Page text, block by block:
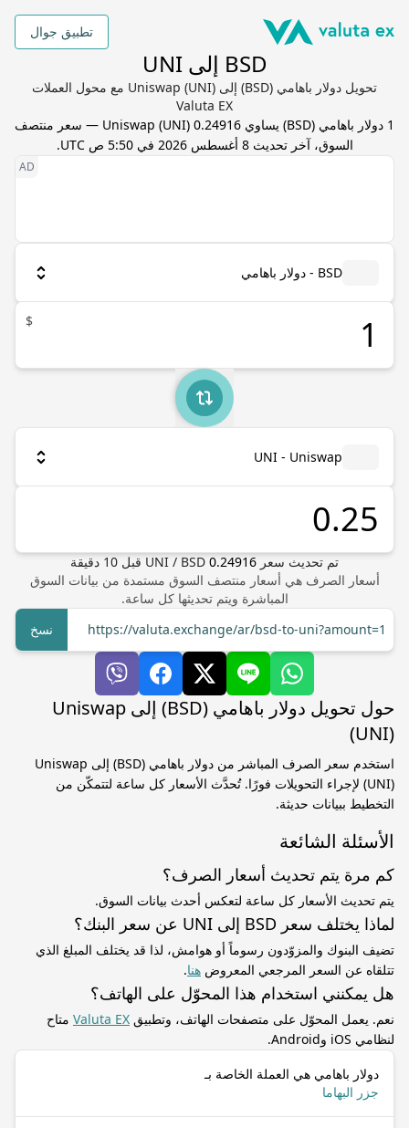
تطبيق جوال
BSD إلى UNI
تحويل دولار باهامي (BSD) إلى Uniswap (UNI) مع محول العملات
Valuta EX
1 دولار باهامي (
BSD) يساوي 0.24916
Uniswap (UNI
) — سعر منتصف
السوق، آخر تحديث8 أغسطس 2026 في 5:50 ص UTC .
BSD - دولار باهامي
$
UNI - Uniswap
تم تحديث سعر UNI / BSD 0.24916 قبل 10 دقيقة
أسعار الصرف هي أسعار منتصف السوق مستمدة من بيانات السوق
المباشرة ويتم تحديثها كل ساعة.
https://valuta.exchange/ar/bsd-to-uni?amount=1
نسخ
حول تحويل دولار باهامي (BSD) إلى Uniswap
(UNI)
استخدم سعر الصرف المباشر من دولار باهامي (BSD) إلى Uniswap
(UNI) لإجراء التحويلات فورًا. تُحدَّث الأسعار كل ساعة لتتمكّن من
التخطيط ببيانات حديثة.
الأسئلة الشائعة
كم مرة يتم تحديث أسعار الصرف؟
يتم تحديث الأسعار كل ساعة لتعكس أحدث بيانات السوق.
لماذا يختلف سعر BSD إلى UNI عن سعر البنك؟
تضيف البنوك والمزوّدون رسوماً أو هوامش، لذا قد يختلف المبلغ الذي
تتلقاه عن السعر المرجعي المعروض هنا.
هل يمكنني استخدام هذا المحوّل على الهاتف؟
نعم. يعمل المحوّل على متصفحات الهاتف، وتطبيق Valuta EX متاح
لنظامي iOS وAndroid.
دولار باهامي هي العملة الخاصة بـ
جزر البهاما